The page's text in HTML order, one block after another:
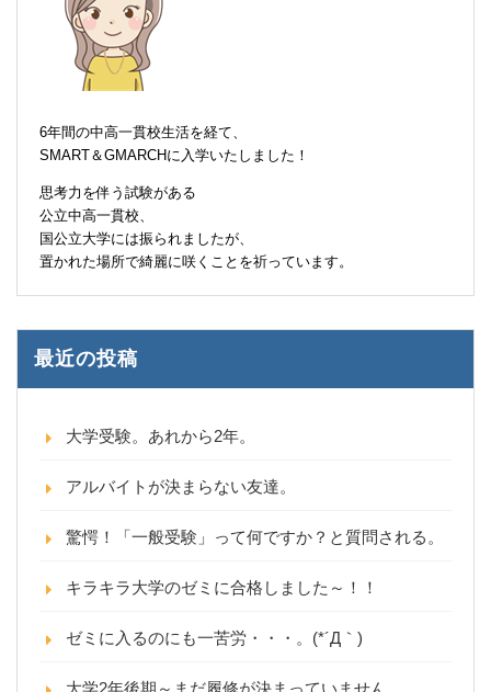
6年間の中高一貫校生活を経て、
SMART＆GMARCHに入学いたしました！
思考力を伴う試験がある
公立中高一貫校、
国公立大学には振られましたが、
置かれた場所で綺麗に咲くことを祈っています。
最近の投稿
大学受験。あれから2年。
アルバイトが決まらない友達。
驚愕！「一般受験」って何ですか？と質問される。
キラキラ大学のゼミに合格しました～！！
ゼミに入るのにも一苦労・・・。(*´Д｀)